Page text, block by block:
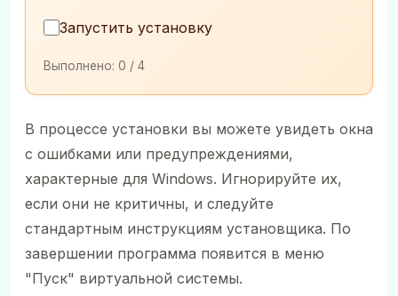
Запустить установку
Выполнено: 0 / 4
В процессе установки вы можете увидеть окна
с ошибками или предупреждениями,
характерные для Windows. Игнорируйте их,
если они не критичны, и следуйте
стандартным инструкциям установщика. По
завершении программа появится в меню
"Пуск" виртуальной системы.